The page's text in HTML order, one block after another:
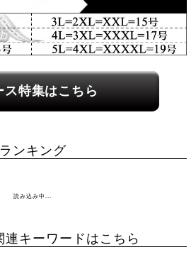
ス特集はこちら
ランキング
読み込み中...
連キーワードはこちら